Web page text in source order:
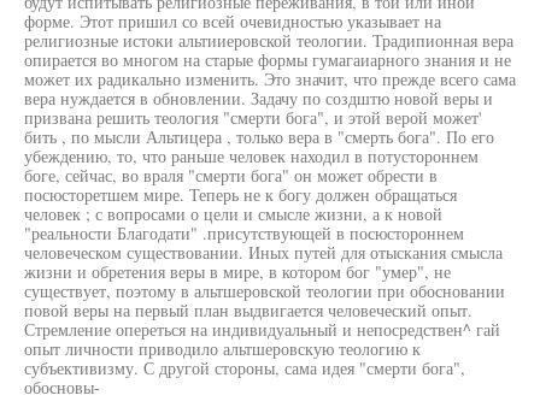
форме. Этот пришил со всей очевидностью указывает на
религиозные истоки альтииеровской теологии. Традипионная вера
опирается во многом на старые формы гумагаиарного знания и не
может их радикально изменить. Это значит, что прежде всего сама
вера нуждается в обновлении. Задачу по создштю новой веры и
призвана решить теология "смерти бога", и этой верой может'
бить , по мысли Альтицера , только вера в "смерть бога". По его
убеждению, то, что раньше человек находил в потустороннем
боге, сейчас, во враля "смерти бога" он может обрести в
посюсторетшем мире. Теперь не к богу должен обращаться
человек ; с вопросами о цели и смысле жизни, а к новой
"реальности Благодати" .присутствующей в посюстороннем
человеческом существовании. Иных путей для отыскания смысла
жизни и обретения веры в мире, в котором бог "умер", не
существует, поэтому в альтшеровской теологии при обосновании
повой веры на первый план выдвигается человеческий опыт.
Стремление опереться на индивидуальный и непосредствен^ гай
опыт личности приводило альтшеровскую теологию к
субъективизму. С другой стороны, сама идея "смерти бога",
обосновы-